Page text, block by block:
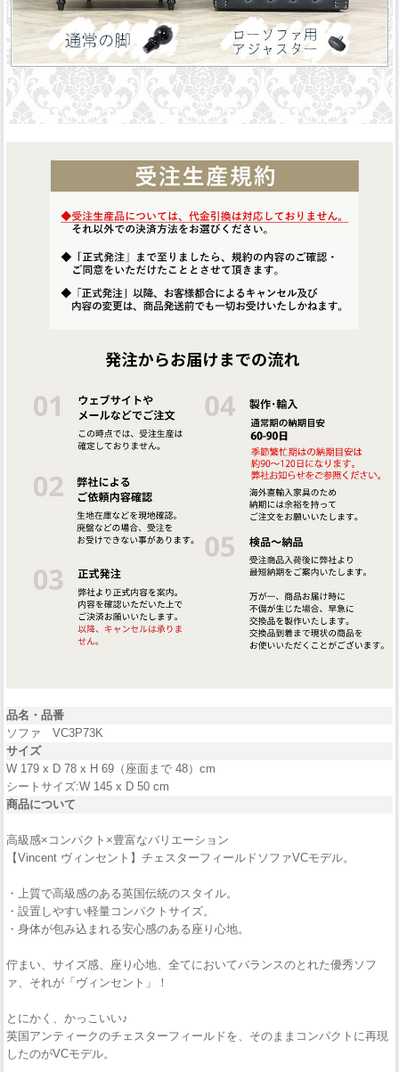
品名・品番
ソファ VC3P73K
サイズ
W 179 x D 78 x H 69（座面まで 48）cm
シートサイズ:W 145 x D 50 cm
商品について
高級感×コンパクト×豊富なバリエーション
【Vincent ヴィンセント】チェスターフィールドソファVCモデル。
・上質で高級感のある英国伝統のスタイル。
・設置しやすい軽量コンパクトサイズ。
・身体が包み込まれる安心感のある座り心地。
佇まい、サイズ感、座り心地、全てにおいてバランスのとれた優秀ソフ
ァ、それが「ヴィンセント」！
とにかく、かっこいい♪
英国アンティークのチェスターフィールドを、そのままコンパクトに再現
したのがVCモデル。